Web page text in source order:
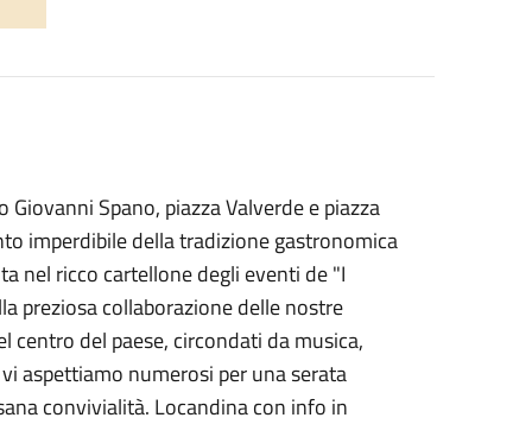
Spano, piazza Valverde e piazza
imperdibile della tradizione gastronomica
nel ricco cartellone degli eventi de "I
preziosa collaborazione delle nostre
centro del paese, circondati da musica,
aspettiamo numerosi per una serata
convivialità. Locandina con info in